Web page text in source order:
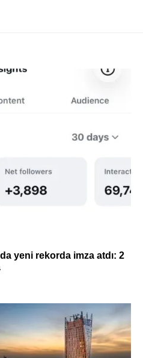
yeni rekorda imza atdı: 2